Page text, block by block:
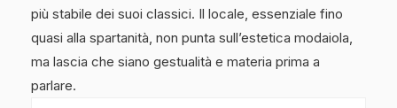
più stabile dei suoi classici. Il locale, essenziale fino
quasi alla spartanità, non punta sull’estetica modaiola,
ma lascia che siano gestualità e materia prima a
parlare.